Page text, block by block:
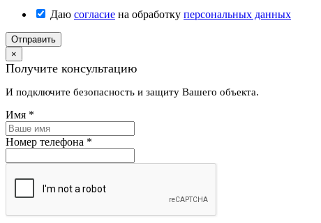
Даю согласие на обработку персональных данных
Отправить
×
Получите консультацию
И подключите безопасность и защиту Вашего объекта.
Имя *
Номер телефона *